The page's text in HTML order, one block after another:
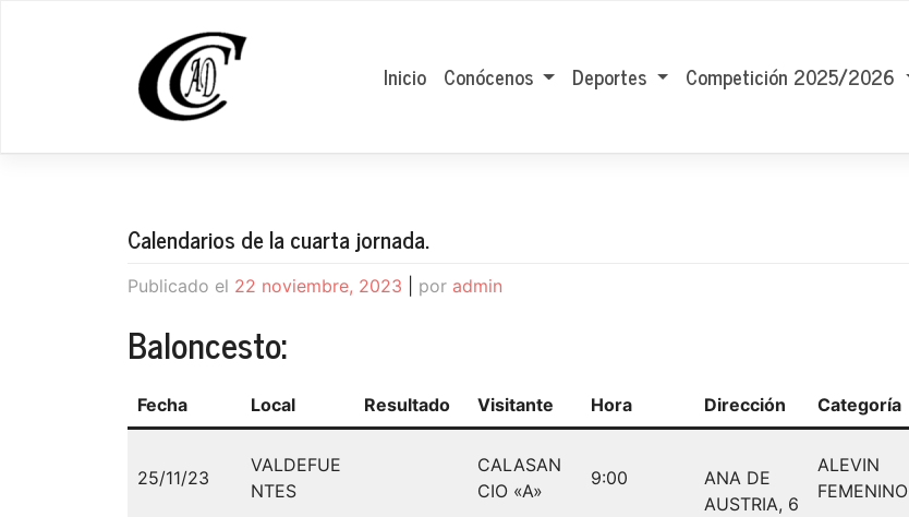
Inicio Conócenos Deportes Competición 2025/2026
Calendarios de la cuarta jornada.
Publicado el 22 noviembre, 2023 por admin
Baloncesto:
Fecha Local Resultado Visitante Hora Dirección Categoría
25/11/23
VALDEFUE
NTES
CALASAN
CIO «A»
9:00
ANA DE
AUSTRIA, 6
ALEVIN
FEMENINO